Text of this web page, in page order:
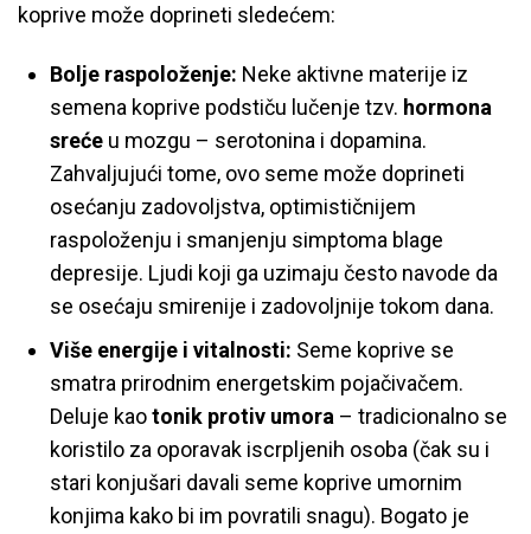
koprive može doprineti sledećem:
Bolje raspoloženje: Neke aktivne materije iz
semena koprive podstiču lučenje tzv. hormona
sreće u mozgu – serotonina i dopamina.
Zahvaljujući tome, ovo seme može doprineti
osećanju zadovoljstva, optimističnijem
raspoloženju i smanjenju simptoma blage
depresije. Ljudi koji ga uzimaju često navode da
se osećaju smirenije i zadovoljnije tokom dana.
Više energije i vitalnosti: Seme koprive se
smatra prirodnim energetskim pojačivačem.
Deluje kaotonik protiv umora – tradicionalno se
koristilo za oporavak iscrpljenih osoba (čak su i
stari konjušari davali seme koprive umornim
konjima kako bi im povratili snagu). Bogato je